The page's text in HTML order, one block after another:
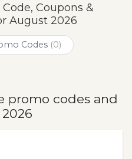
Coupons &
August 2026
Codes (0)
promo codes and